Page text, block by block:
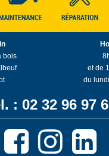
bois
et de
du
: 02 32 96 97